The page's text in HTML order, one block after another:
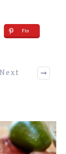
Pin
Next